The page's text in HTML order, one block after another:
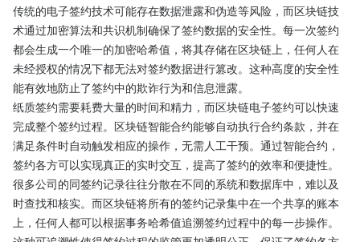
传统的电子签约技术可能存在数据泄露和伪造等风险，而区块链技
术通过加密算法和共识机制确保了签约数据的安全性。每一次签约
都会生成一个唯一的加密哈希值，将其存储在区块链上，任何人在
未经授权的情况下都无法对签约数据进行篡改。这种高度的安全性
能有效地防止了签约中的欺诈行为和信息泄露。
纸质签约需要耗费大量的时间和精力，而区块链电子签约可以快速
完成整个签约过程。区块链智能合约能够自动执行合约条款，并在
满足条件时自动触发相应的操作，无需人工干预。通过智能合约，
签约各方可以实现真正的实时交互，提高了签约的效率和便捷性。
很多公司的同签约记录往往分散在不同的系统和数据库中，难以及
时查找和核实。而区块链将所有的签约记录集中在一个共享的账本
上，任何人都可以根据事务哈希值追溯签约过程中的每一步操作。